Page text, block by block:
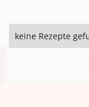
keine Rezepte